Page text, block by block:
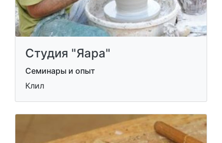
Студия "Яара"
Семинары и опыт
Клил